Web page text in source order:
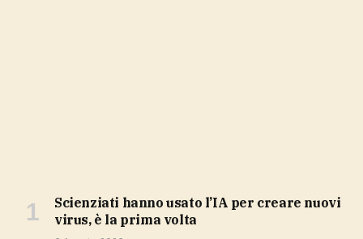
Scienziati hanno usato l’IA per creare nuovi
virus, è la prima volta